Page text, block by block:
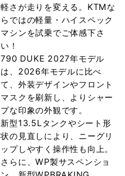
軽さが走りを変える。KTMな
らではの軽量・ハイスペック
マシンを試乗でご体感下さ
い！
790 DUKE 2027年モデル
は、2026年モデルに比べ
て、外装デザインやフロント
マスクを刷新し、よりシャー
プな印象の外観です。
新型13.5Lタンクやシート形
状の見直しにより、ニーグリ
ップしやすく操作性も向上。
さらに、WP製サスペンショ